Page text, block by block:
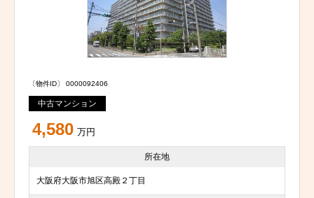
〔物件ID〕 0000092406
中古マンション
4,580 万円
所在地
大阪府大阪市旭区高殿２丁目